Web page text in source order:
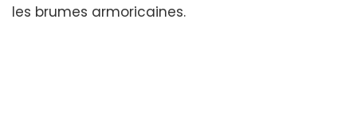
les brumes armoricaines.